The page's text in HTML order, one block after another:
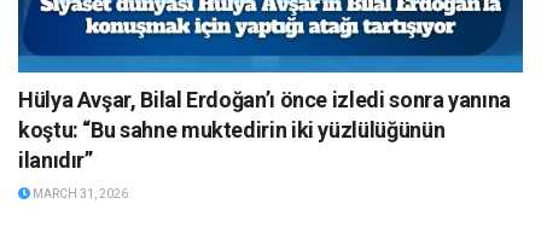
Hülya Avşar, Bilal Erdoğan’ı önce izledi sonra yanına
koştu: “Bu sahne muktedirin iki yüzlülüğünün
ilanıdır”
MARCH 31, 2026